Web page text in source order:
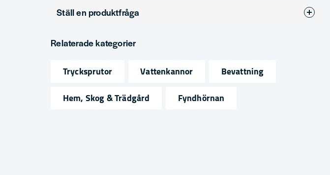
Ställ en produktfråga
Fråga oss något om denna produkten...
Relaterade kategorier
Trycksprutor Vattenkannor
Bevattning
Hem, Skog & Trädgård
Fyndhörnan